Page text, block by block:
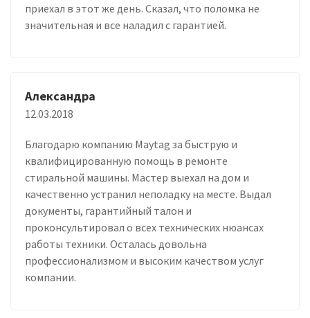
приехал в этот же день. Сказал, что поломка не
значительная и все наладил с гарантией.
Александра
12.03.2018
Благодарю компанию Maytag за быструю и
квалифицированную помощь в ремонте
стиральной машины. Мастер выехал на дом и
качественно устранил неполадку на месте. Выдал
документы, гарантийный талон и
проконсультировал о всех технических нюансах
работы техники. Осталась довольна
профессионализмом и высоким качеством услуг
компании.